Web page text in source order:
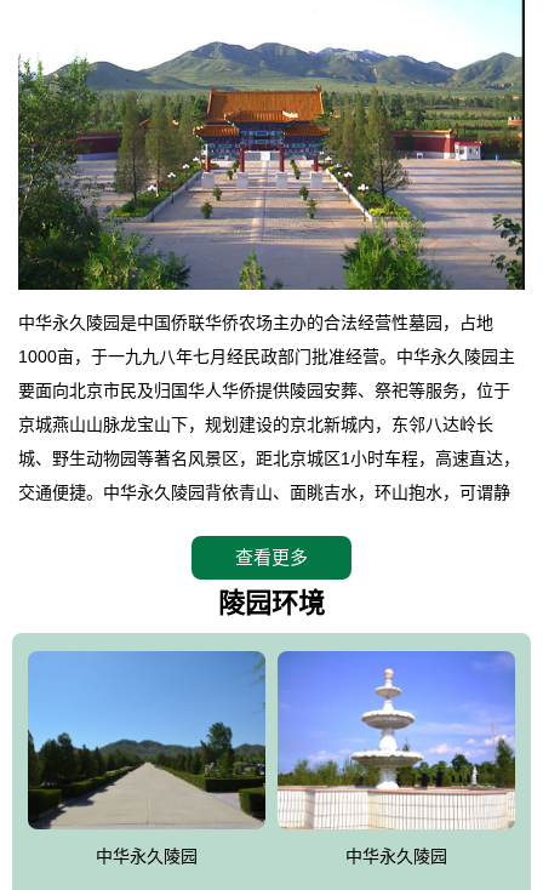
中华永久陵园是中国侨联华侨农场主办的合法经营性墓园，占地
1000亩，于一九九八年七月经民政部门批准经营。中华永久陵园主
要面向北京市民及归国华人华侨提供陵园安葬、祭祀等服务，位于
京城燕山山脉龙宝山下，规划建设的京北新城内，东邻八达岭长
城、野生动物园等著名风景区，距北京城区1小时车程，高速直达，
交通便捷。中华永久陵园背依青山、面眺吉水，环山抱水，可谓静
地。在总体设计上完全以中国传统文化作为前渠，由三条山脊环绕
而成，宛如一把太师椅，呈坐南朝北向，左青龙，右白虎，前朱
环绕挡住了外界的风吹，流动的生气遇到官厅的水又止住了，正好
符合山环水抱，藏风纳气的要求。中华永久陵园风景庄重典雅、气
势如宏，是华北地区最大的平川式墓园，陵园以皇家建筑风格为载
体吸取现代园林艺术之精华
查看更多
陵园环境
中华永久陵园 中华永久陵园